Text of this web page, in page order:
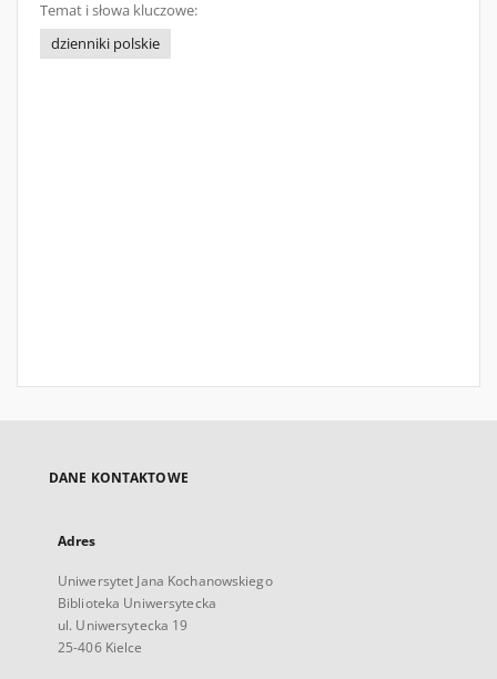
Temat i słowa kluczowe:
dzienniki polskie
DANE KONTAKTOWE
Adres
Uniwersytet Jana Kochanowskiego
Biblioteka Uniwersytecka
ul. Uniwersytecka 19
25-406 Kielce